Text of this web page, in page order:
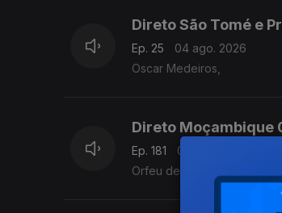
Direto São Tomé e
Ep. 25
04 ago. 2026
Oscar Medeiros,
Direto Moçambique
Ep. 181
04 ago. 2026
Orfeu de Sá Lisboa